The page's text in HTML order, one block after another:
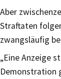
Aber
Straftaten
zwangsläufig
„Eine Anzeige
Demonstration